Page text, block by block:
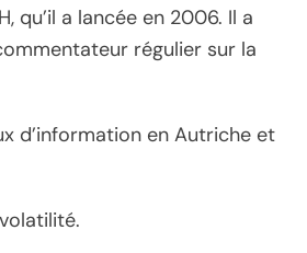
qu’il a lancée en 2006. Il a
régulier sur la
d’information en Autriche et